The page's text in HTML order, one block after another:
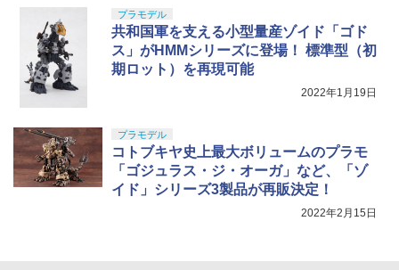
プラモデル
共和国軍を支える小型量産ゾイド「ゴド
ス」がHMMシリーズに登場！ 標準型（初
期ロット）を再現可能
2022年1月19日
プラモデル
コトブキヤ史上最大ボリュームのプラモ
「ゴジュラス・ジ・オーガ」など、「ゾ
イド」シリーズ3製品が再販決定！
2022年2月15日